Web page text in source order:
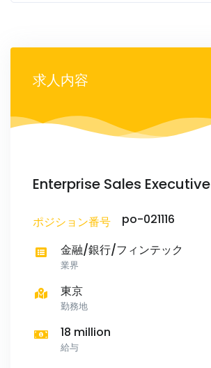
求人内容
Enterprise Sales Executive
ポジション番号
po-021116
金融/銀行/フィンテック
業界
東京
勤務地
18 million
給与